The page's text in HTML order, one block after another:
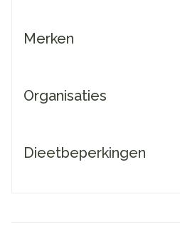
Merken
Organisaties
Dieetbeperkingen